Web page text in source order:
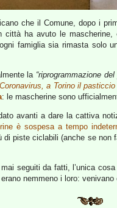
che il Comune, dopo i
città ha avuto le
famiglia sia rimasta solo
la “riprogrammazione
a Torino il
: le mascherine sono
avanti a dare la cattiva
è sospesa a tempo
di piste ciclabili (anche se
seguiti da fatti, l’unica
nemmeno i loro: